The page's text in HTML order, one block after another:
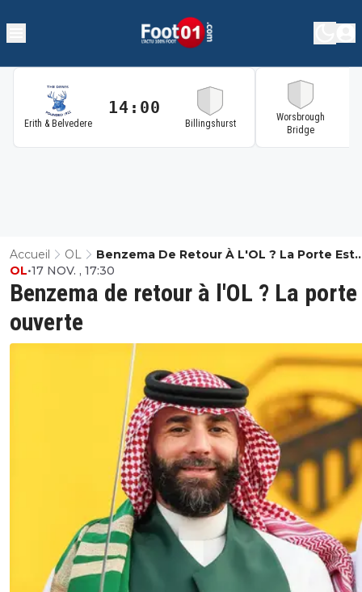
Erith & Belvedere
14:00
Billingshurst
Worsbrough
Bridge
Accueil OL
Benzema De Retour À L'OL ? La Porte Est
Ouverte
Benzema de retour à l'OL ? La
ouverte
OL•17 NOV. , 17:30